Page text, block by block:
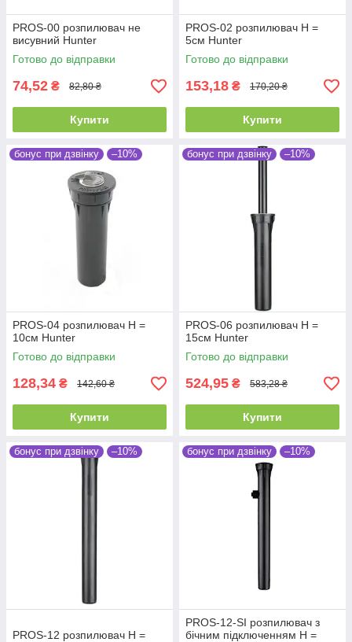
PROS-00 розпилювач не
висувний Hunter
Готово до відправки
74,52 ₴ 82,80 ₴
Купити
PROS-02 розпилювач Н =
5см Hunter
Готово до відправки
153,18 ₴ 170,20 ₴
Купити
бонус при дзвінку –10%
PROS-04 розпилювач Н =
10см Hunter
Готово до відправки
128,34 ₴ 142,60 ₴
Купити
бонус при дзвінку –10%
PROS-06 розпилювач Н =
15см Hunter
Готово до відправки
524,95 ₴ 583,28 ₴
Купити
бонус при дзвінку –10%
PROS-12 розпилювач Н =
бонус при дзвінку –10%
PROS-12-SI розпилювач з
бічним підключенням Н =